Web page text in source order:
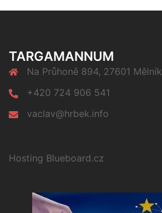
TARGAMANNUM
Na Průhoně 894, 27601 Mělník
+420 724 906 541
vaclav@hrbek.info
Hosting Blueboard.cz